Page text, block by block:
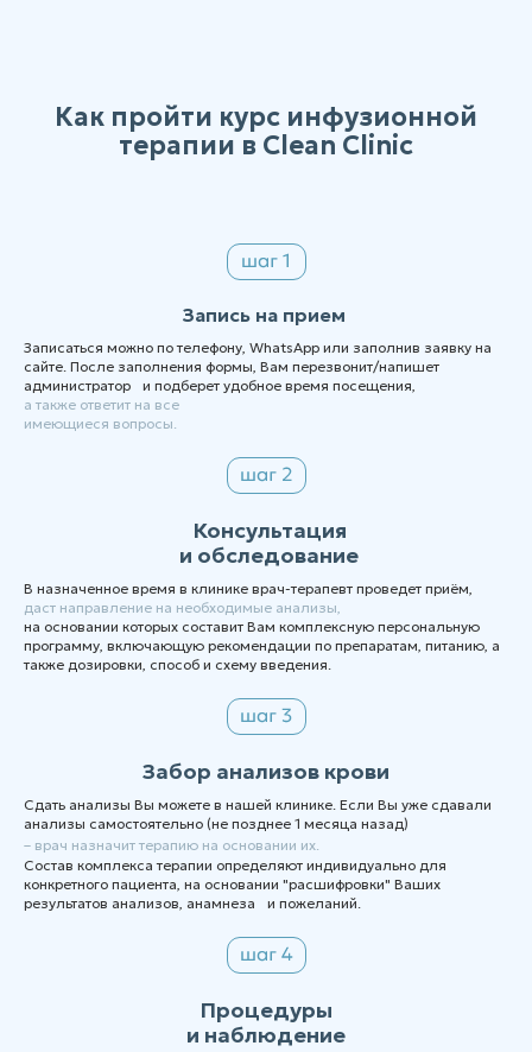
Как пройти курс инфузионной
терапии в Clean Clinic
Запись на прием
Записаться можно по телефону, WhatsApp или заполнив заявку на
сайте. После заполнения формы, Вам перезвонит/напишет
администратор и подберет удобное время посещения,
а также ответит на все
имеющиеся вопросы.
Консультация
и обследование
В назначенное время в клинике врач-терапевт проведет приём,
даст направление на необходимые анализы,
на основании которых составит Вам комплексную персональную
программу, включающую рекомендации по препаратам, питанию, а
также дозировки, способ и схему введения.
Забор анализов крови
Сдать анализы Вы можете в нашей клинике. Если Вы уже сдавали
анализы самостоятельно (не позднее 1 месяца назад)
– врач назначит терапию на основании их.
Состав комплекса терапии определяют индивидуально для
конкретного пациента, на основании "расшифровки" Ваших
результатов анализов, анамнеза и пожеланий.
Процедуры
и наблюдение